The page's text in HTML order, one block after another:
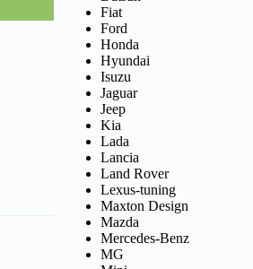
Fiat
Ford
Honda
Hyundai
Isuzu
Jaguar
Jeep
Kia
Lada
Lancia
Land Rover
Lexus-tuning
Maxton Design
Mazda
Mercedes-Benz
MG